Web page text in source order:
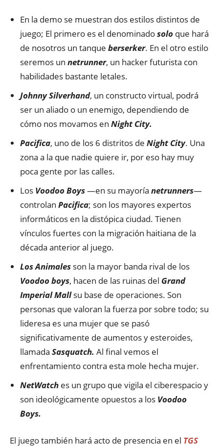
En la demo se muestran dos estilos distintos de
juego; El primero es el denominadosolo que hará
de nosotros un tanque berserker. En el otro estilo
seremos un netrunner, un hacker futurista con
habilidades bastante letales.
Johnny Silverhand, un constructo virtual, podrá
ser un aliado o un enemigo, dependiendo de
cómo nos movamos en Night City.
Pacifica, uno de los 6 distritos de Night City. Una
zona a la que nadie quiere ir, por eso hay muy
poca gente por las calles.
Los Voodoo Boys—en su mayoría netrunners—
controlan Pacifica; son los mayores expertos
informáticos en la distópica ciudad. Tienen
vínculos fuertes con la migración haitiana de la
década anterior al juego.
Los Animales son la mayor banda rival de los
Voodoo boys, hacen de las ruinas del Grand
Imperial Mallsu base de operaciones. Son
personas que valoran la fuerza por sobre todo; su
lideresa es una mujer que se pasó
significativamente de aumentos y esteroides,
llamada Sasquatch. Al final vemos el
enfrentamiento contra esta mole hecha mujer.
NetWatch es un grupo que vigila el ciberespacio y
son ideológicamente opuestos a los Voodoo
Boys.
El juego también hará acto de presencia en el TGS